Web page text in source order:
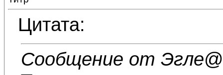
Цитата:
Сообщение от Эгле